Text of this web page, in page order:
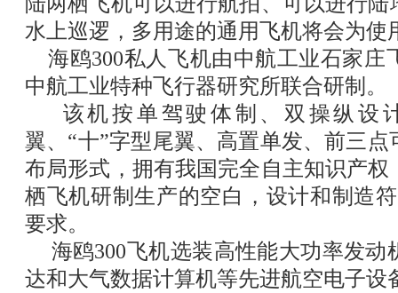
水上巡逻，多用途的通用飞机将会为使
海鸥300私人飞机由中航工业石家庄
中航工业特种飞行器研究所联合研制。
该机按单驾驶体制、双操纵设
翼、 “十”字型尾翼、高置单发、前三
布局形式，拥有我国完全自主知识产
栖飞机研制生产的空白，设计和制造
要求。
海鸥300飞机选装高性能大功率发动
达和大气数据计算机等先进航空电子设